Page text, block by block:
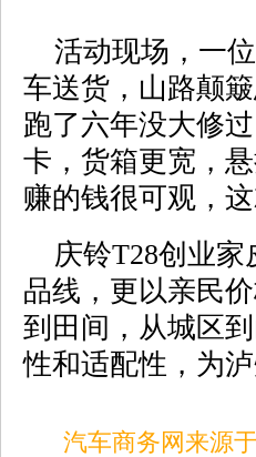
活动现场，一
车送货，山路颠
跑了六年没大修
卡，货箱更宽，
赚的钱很可观，
庆铃T28创业
品线，更以亲民
到田间，从城区
性和适配性，为
汽车商务网来源于